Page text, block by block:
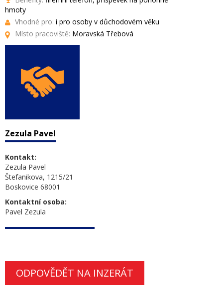
hmoty
Vhodné pro: i pro osoby v důchodovém věku
Místo pracoviště: Moravská Třebová
Zezula Pavel
Kontakt:
Zezula Pavel
Štefanikova, 1215/21
Boskovice 68001
Kontaktní osoba:
Pavel Zezula
ODPOVĚDĚT NA INZERÁT